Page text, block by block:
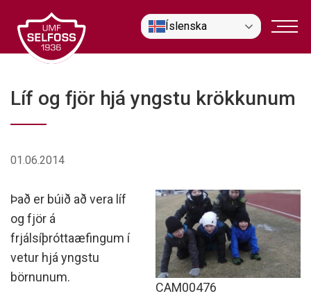
efni
Íslenska
Líf og fjör hjá yngstu krökkunum
01.06.2014
CAM00476
Það er búið að vera líf
og fjör á
frjálsíþróttaæfingum í
vetur hjá yngstu
börnunum.